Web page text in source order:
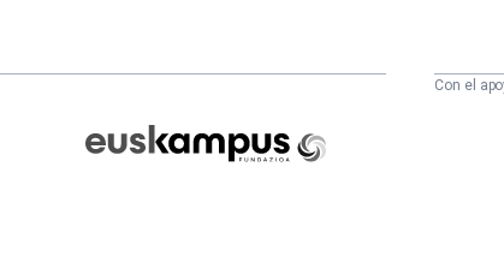
Fundazioa
Con el